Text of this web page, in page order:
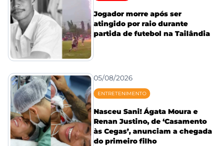
Jogador morre após ser
atingido por raio durante
partida de futebol na Tailândia
05/08/2026
ENTRETENIMENTO
Nasceu Sani! Ágata Moura e
Renan Justino, de ‘Casamento
às Cegas’, anunciam a chegada
do primeiro filho